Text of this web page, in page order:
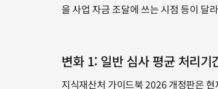
을 사업 자금 조달에 쓰는 시점 등이 달
변화 1: 일반 심사 평균 처리기
지식재산처 가이드북 2026 개정판은